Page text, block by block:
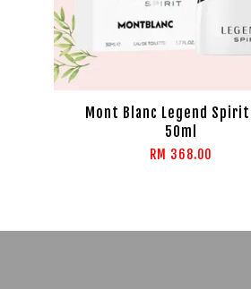
Mont Blanc Legend
50ml
RM 368.00